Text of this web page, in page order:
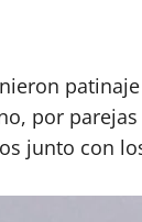
por
junto con